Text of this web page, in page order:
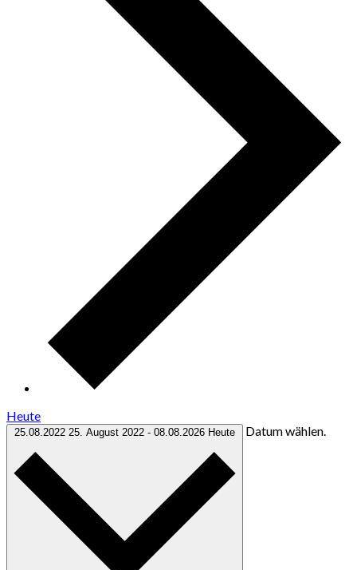
Heute
25.08.2022 25. August 2022 - 08.08.2026 Heute Datum wählen.